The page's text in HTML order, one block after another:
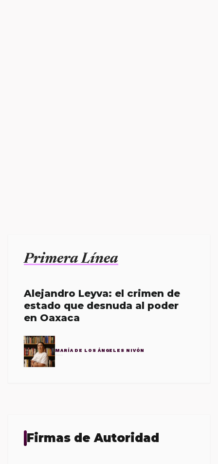
Primera Línea
Alejandro Leyva: el crimen de
estado que desnuda al poder
en Oaxaca
MARÍA DE LOS ÁNGELES NIVÓN
Firmas de Autoridad